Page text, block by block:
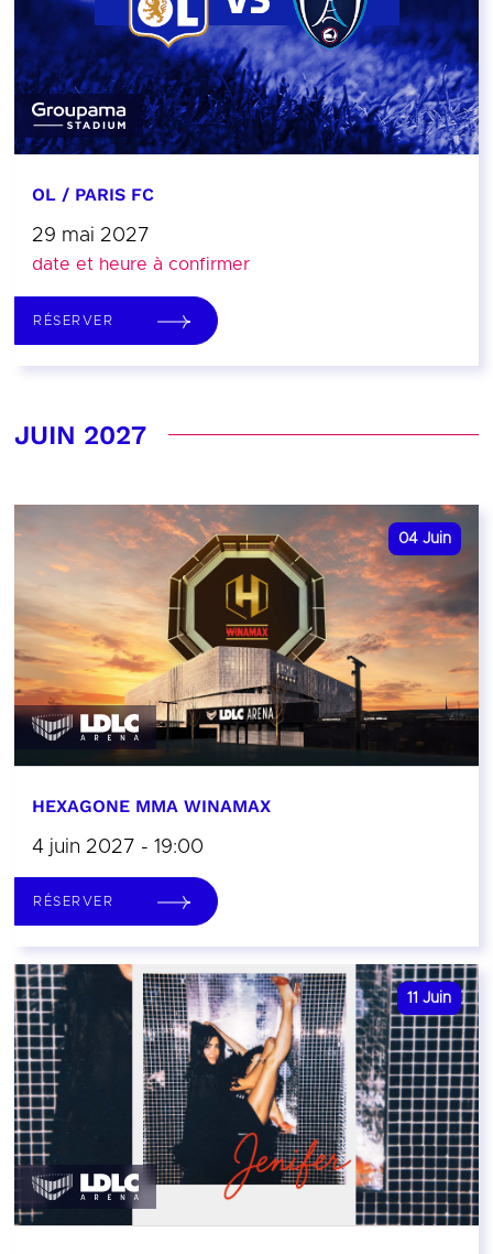
OL / PARIS FC
29 mai 2027
date et heure à confirmer
RÉSERVER
JUIN 2027
04 Juin
HEXAGONE MMA WINAMAX
4 juin 2027 - 19:00
RÉSERVER
11 Juin